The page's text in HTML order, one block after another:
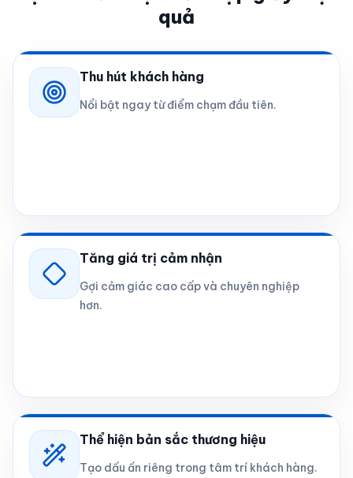
quả
Thu hút khách hàng
Nổi bật ngay từ điểm chạm đầu tiên.
Tăng giá trị cảm nhận
Gợi cảm giác cao cấp và chuyên nghiệp
hơn.
Thể hiện bản sắc thương hiệu
Tạo dấu ấn riêng trong tâm trí khách hàng.